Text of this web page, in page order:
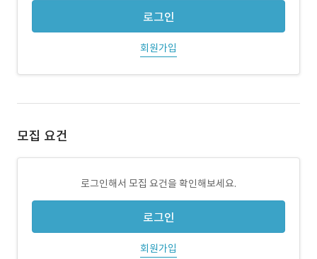
로그인
회원가입
모집 요건
로그인해서 모집 요건을 확인해보세요.
로그인
회원가입